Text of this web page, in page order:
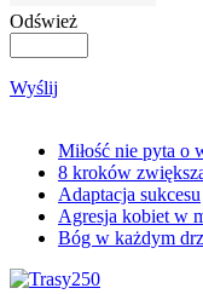
Odśwież
Wyślij
Miłość nie pyta o
8 kroków
Adaptacja sukcesu
Agresja kobiet w
Bóg w każdym